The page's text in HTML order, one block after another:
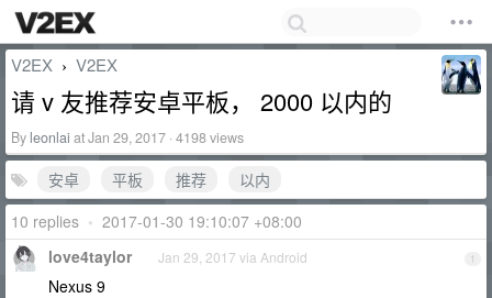
V2EX › V2EX
请 v 友推荐安卓平板， 2000 以内的
By leonlai at Jan 29, 2017 · 4198 views
安卓 平板 推荐
以内
10 replies • 2017-01-30 19:10:07 +08:00
1
love4taylor Jan 29, 2017 via Android
Nexus 9